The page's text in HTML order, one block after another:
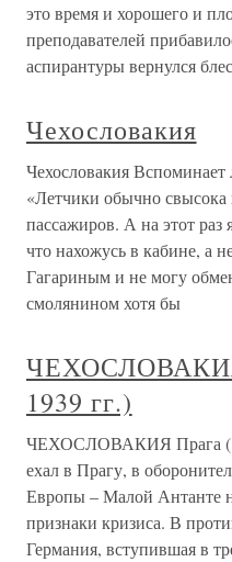
это время и хорошего и
преподавателей
аспирантуры вернулся
Чехословакия
Чехословакия
«Летчики обычно
пассажиров. А на этот
что нахожусь в кабине, а
Гагариным и не могу
смолянином хотя бы
1939 гг.)
ЧЕХОСЛОВАКИЯ Прага
ехал в Прагу, в
Европы – Малой Антанте
признаки кризиса. В
Германия, вступившая в